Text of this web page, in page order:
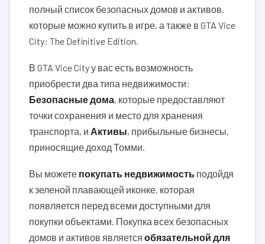
полный список безопасных домов и активов,
которые можно купить в игре, а также в GTA Vice
City: The Definitive Edition.
В GTA Vice City у вас есть возможность
приобрести два типа недвижимости:
Безопасные дома, которые предоставляют
точки сохранения и место для хранения
транспорта, и Активы, прибыльные бизнесы,
приносящие доход Томми.
Вы можете покупать недвижимость подойдя
к зеленой плавающей иконке, которая
появляется перед всеми доступными для
покупки объектами. Покупка всех безопасных
домов и активов является обязательной для